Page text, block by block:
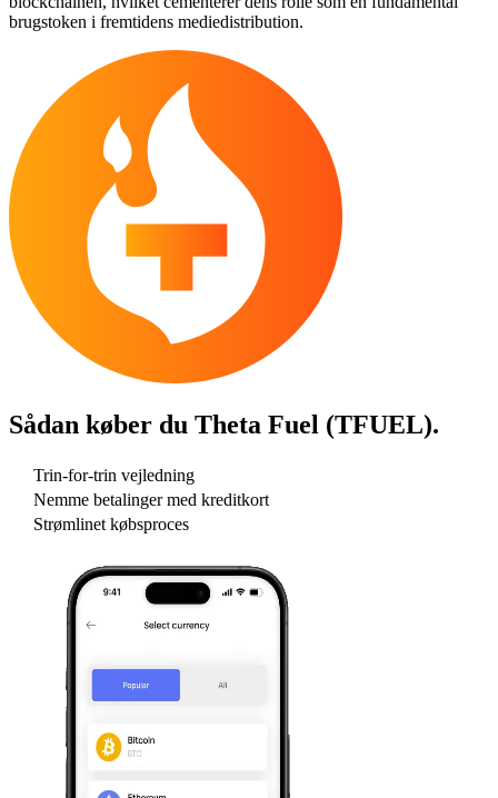
brugstoken i fremtidens mediedistribution.
Sådan køber du Theta Fuel (TFUEL).
Trin-for-trin vejledning
Nemme betalinger med kreditkort
Strømlinet købsproces